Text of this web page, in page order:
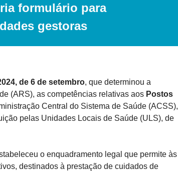
formulário para
gestoras
de 6 de setembro, que determinou a
(ARS), as competências relativas aos Postos
Central do Sistema de Saúde (ACSS),
pelas Unidades Locais de Saúde (ULS), de
o enquadramento legal que permite às
destinados à prestação de cuidados de